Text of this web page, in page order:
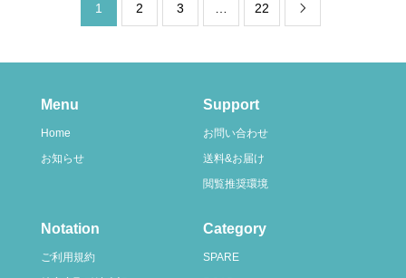
1 2 3 22 
Menu
Home
お知らせ
Support
お問い合わせ
送料&お届け
閲覧推奨環境
Notation
ご利用規約
Category
SPARE